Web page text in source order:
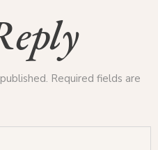
Required fields are